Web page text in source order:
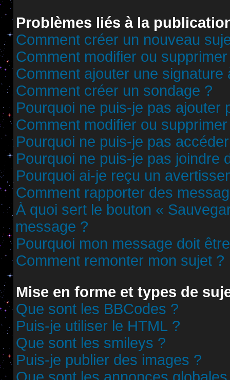
Problèmes liés à la
Comment créer un nouveau
Comment modifier ou
Comment ajouter une
Comment créer un sondage ?
Pourquoi ne puis-je pas ajouter
Comment modifier ou
Pourquoi ne puis-je pas
Pourquoi ne puis-je pas joindre
Pourquoi ai-je reçu un
Comment rapporter des
À quoi sert le bouton «
message ?
Pourquoi mon message doit
Comment remonter mon sujet ?
Mise en forme et types de
Que sont les BBCodes ?
Puis-je utiliser le HTML ?
Que sont les smileys ?
Puis-je publier des images ?